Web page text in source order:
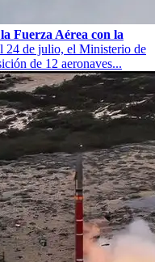
Fuerza Aérea con la
24 de julio, el Ministerio de
de 12 aeronaves...